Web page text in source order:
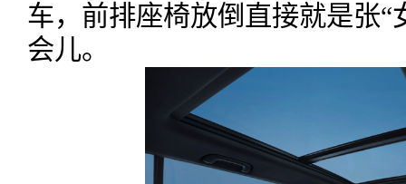
车，前排座椅放倒直接就是张“
会儿。